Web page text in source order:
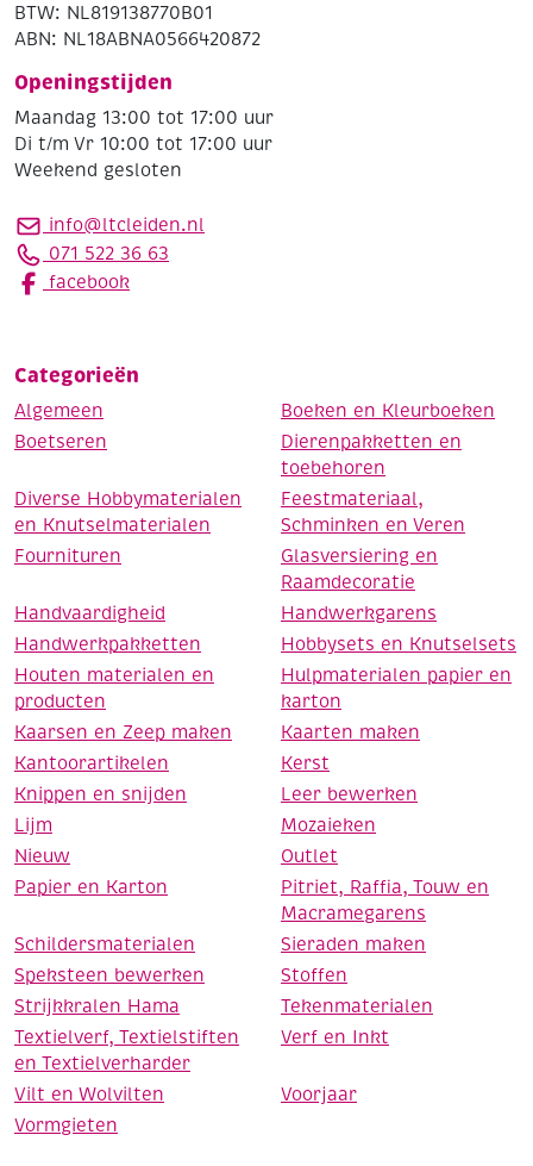
BTW: NL819138770B01
ABN: NL18ABNA0566420872
Openingstijden
Maandag 13:00 tot 17:00 uur
Di t/m Vr 10:00 tot 17:00 uur
Weekend gesloten
info@ltcleiden.nl
071 522 36 63
facebook
Categorieën
Algemeen
Boeken en Kleurboeken
Boetseren
Dierenpakketten en
toebehoren
Diverse Hobbymaterialen
en Knutselmaterialen
Feestmateriaal,
Schminken en Veren
Fournituren
Glasversiering en
Raamdecoratie
Handvaardigheid
Handwerkgarens
Handwerkpakketten
Hobbysets en Knutselsets
Houten materialen en
producten
Hulpmaterialen papier en
karton
Kaarsen en Zeep maken
Kaarten maken
Kantoorartikelen
Kerst
Knippen en snijden
Leer bewerken
Lijm
Mozaieken
Nieuw
Outlet
Papier en Karton
Pitriet, Raffia, Touw en
Macramegarens
Schildersmaterialen
Sieraden maken
Speksteen bewerken
Stoffen
Strijkkralen Hama
Tekenmaterialen
Textielverf, Textielstiften
en Textielverharder
Verf en Inkt
Vilt en Wolvilten
Voorjaar
Vormgieten